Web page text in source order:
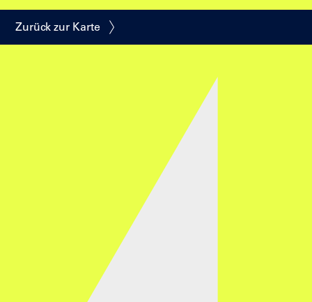
Zurück zur Karte